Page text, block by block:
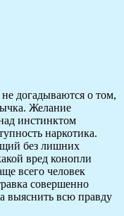
догадываются о том,
Желание
инстинктом
наркотика.
без лишних
вред конопли
всего человек
совершенно
выяснить всю правду